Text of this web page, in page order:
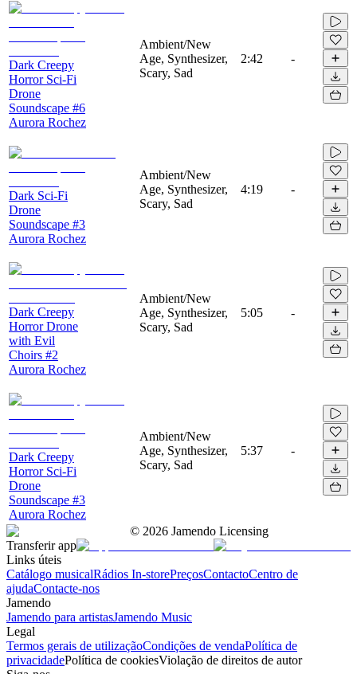
Dark Creepy
Horror Sci-Fi
Drone
Soundscape #6
Aurora Rochez
Ambient/New
Age, Synthesizer,
Scary, Sad
2:42 -
Dark Sci-Fi
Drone
Soundscape #3
Aurora Rochez
Ambient/New
Age, Synthesizer,
Scary, Sad
4:19 -
Dark Creepy
Horror Drone
with Evil
Choirs #2
Aurora Rochez
Ambient/New
Age, Synthesizer,
Scary, Sad
5:05 -
Dark Creepy
Horror Sci-Fi
Drone
Soundscape #3
Aurora Rochez
Ambient/New
Age, Synthesizer,
Scary, Sad
5:37 -
© 2026 Jamendo Licensing
Transferir app
Links úteis
Catálogo musicalRádios In-storePreçosContactoCentro de
ajudaContacte-nos
Jamendo
Jamendo para artistasJamendo Music
Legal
Termos gerais de utilizaçãoCondições de vendaPolítica de
privacidadePolítica de cookiesViolação de direitos de autor